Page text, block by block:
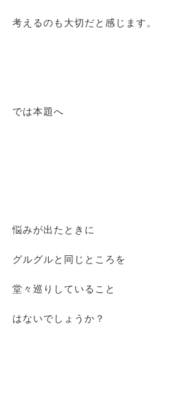
考えるのも大切だと感じます。
では本題へ
悩みが出たときに
グルグルと同じところを
堂々巡りしていること
はないでしょうか？